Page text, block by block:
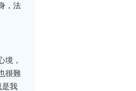
，法
境，
很難
是我